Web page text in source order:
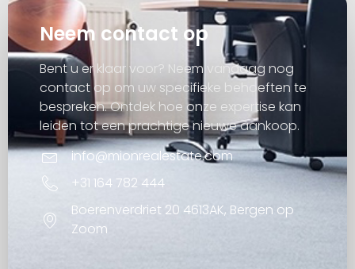
Neem contact op
Bent u er klaar voor? Neem vandaag nog
contact op om uw specifieke behoeften te
bespreken. Ontdek hoe onze expertise kan
leiden tot een prachtige nieuwe aankoop.
info@mionrealestate.com
+31 164 782 444
Boerenverdriet 20 4613AK, Bergen op
Zoom